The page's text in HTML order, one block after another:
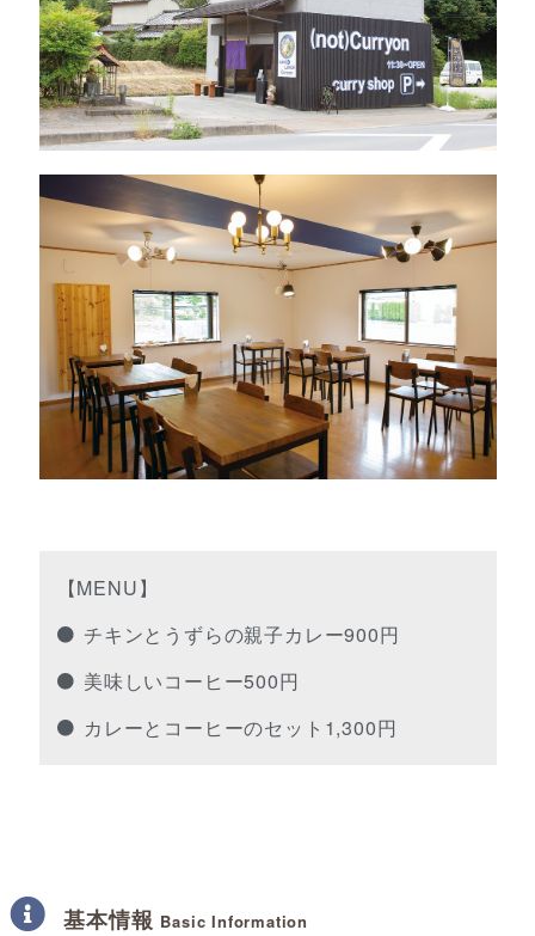
【MENU】
チキンとうずらの親子カレー900円
美味しいコーヒー500円
カレーとコーヒーのセット1,300円
基本情報 Basic Information